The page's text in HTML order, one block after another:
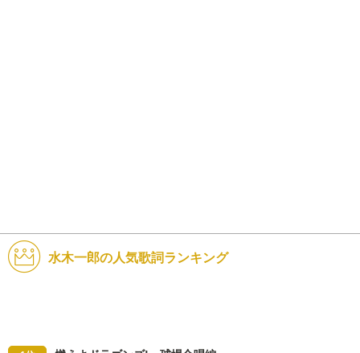
水木一郎の人気歌詞ランキング